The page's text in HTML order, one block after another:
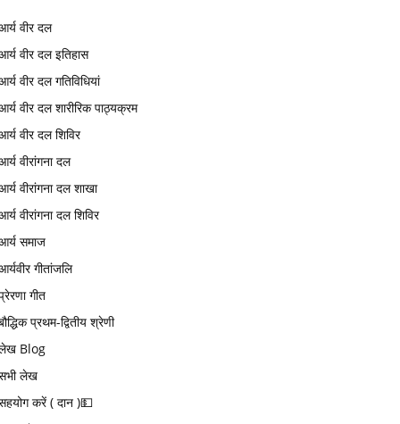
वीर दल
वीर दल इतिहास
वीर दल गतिविधियां
वीर दल शारीरिक पाठ्यक्रम
वीर दल शिविर
वीरांगना दल
वीरांगना दल शाखा
वीरांगना दल शिविर
समाज
गीतांजलि
गीत
प्रथम-द्वितीय श्रेणी
Blog
लेख
करें ( दान )💵